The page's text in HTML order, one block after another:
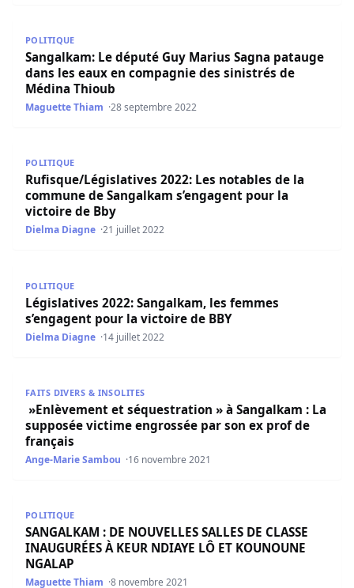
POLITIQUE
Sangalkam: Le député Guy Marius Sagna patauge
dans les eaux en compagnie des sinistrés de
Médina Thioub
Maguette Thiam 28 septembre 2022
POLITIQUE
Rufisque/Législatives 2022: Les notables de la
commune de Sangalkam s’engagent pour la
victoire de Bby
Dielma Diagne 21 juillet 2022
POLITIQUE
Législatives 2022: Sangalkam, les femmes
s’engagent pour la victoire de BBY
Dielma Diagne 14 juillet 2022
FAITS DIVERS & INSOLITES
»Enlèvement et séquestration » à Sangalkam : La
supposée victime engrossée par son ex prof de
français
Ange-Marie Sambou 16 novembre 2021
POLITIQUE
SANGALKAM : DE NOUVELLES SALLES DE CLASSE
INAUGURÉES À KEUR NDIAYE LÔ ET KOUNOUNE
NGALAP
Maguette Thiam 8 novembre 2021